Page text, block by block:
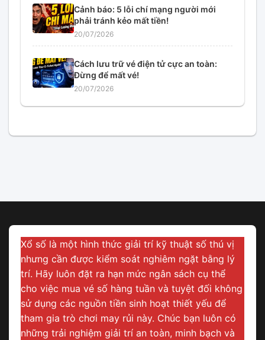
Cảnh báo: 5 lỗi chí mạng người mới
phải tránh kẻo mất tiền!
20/07/2026
Cách lưu trữ vé điện tử cực an toàn:
Đừng để mất vé!
20/07/2026
Xổ số là một hình thức giải trí kỹ thuật số thú vị
nhưng cần được kiểm soát nghiêm ngặt bằng lý
trí. Hãy luôn đặt ra hạn mức ngân sách cụ thể
cho việc mua vé số hàng tuần và tuyệt đối không
sử dụng các nguồn tiền sinh hoạt thiết yếu để
tham gia trò chơi may rủi này. Chúc bạn luôn có
những trải nghiệm giải trí an toàn, minh bạch và